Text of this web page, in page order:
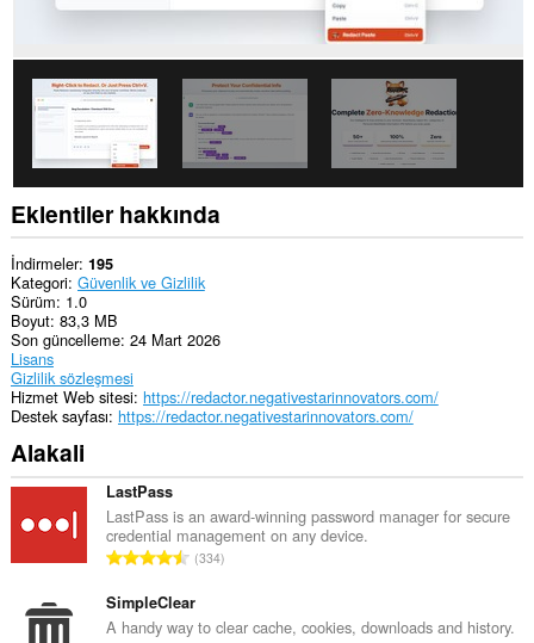
Eklentiler hakkında
İndirmeler 195
Kategori Güvenlik ve Gizlilik
Sürüm 1.0
Boyut 83,3 MB
Son güncelleme 24 Mart 2026
Lisans
Gizlilik sözleşmesi
Hizmet Web sitesi https://redactor.negativestarinnovators.com/
Destek sayfası https://redactor.negativestarinnovators.com/
Alakali
LastPass
LastPass is an award-winning password manager for secure
credential management on any device.
T
p
l
334
SimpleClear
A handy way to clear cache, cookies, downloads and history.